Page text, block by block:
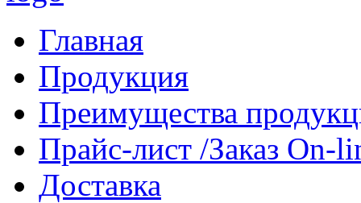
Главная
Продукция
Преимущества
Прайс-лист /Заказ On-
Доставка